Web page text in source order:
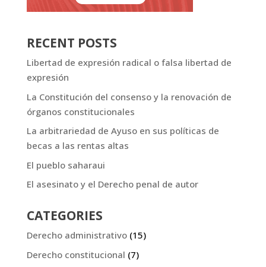
RECENT POSTS
Libertad de expresión radical o falsa libertad de
expresión
La Constitución del consenso y la renovación de
órganos constitucionales
La arbitrariedad de Ayuso en sus políticas de
becas a las rentas altas
El pueblo saharaui
El asesinato y el Derecho penal de autor
CATEGORIES
Derecho administrativo(15)
Derecho constitucional (7)